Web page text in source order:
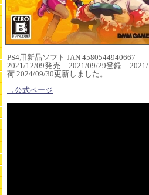
PS4用新品ソフト JAN 4580544940667
2021/12/09発売 2021/09/29登録 2021/
荷 2024/09/30更新しました。
→公式ページ